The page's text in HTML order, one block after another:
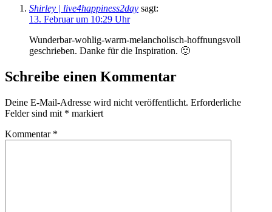
Shirley | live4happiness2day sagt:
13. Februar um 10:29 Uhr
Wunderbar-wohlig-warm-melancholisch-hoffnungsvoll
geschrieben. Danke für die Inspiration. 🙂
Schreibe einen Kommentar
Deine E-Mail-Adresse wird nicht veröffentlicht. Erforderliche
Felder sind mit * markiert
Kommentar *